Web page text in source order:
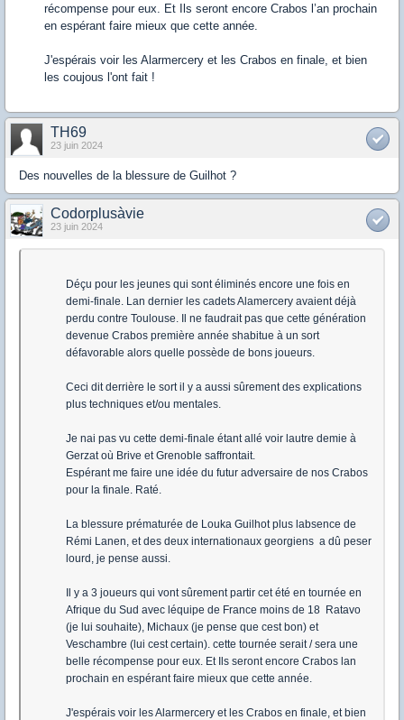
récompense pour eux. Et Ils seront encore Crabos l’an prochain
en espérant faire mieux que cette année.
J'espérais voir les Alarmercery et les Crabos en finale, et bien
les coujous l'ont fait !
TH69
23 juin 2024
Des nouvelles de la blessure de Guilhot ?
Codorplusàvie
23 juin 2024
Déçu pour les jeunes qui sont éliminés encore une fois en
demi-finale. Lan dernier les cadets Alamercery avaient déjà
perdu contre Toulouse. Il ne faudrait pas que cette génération
devenue Crabos première année shabitue à un sort
défavorable alors quelle possède de bons joueurs.
Ceci dit derrière le sort il y a aussi sûrement des explications
plus techniques et/ou mentales.
Je nai pas vu cette demi-finale étant allé voir lautre demie à
Gerzat où Brive et Grenoble saffrontait.
Espérant me faire une idée du futur adversaire de nos Crabos
pour la finale. Raté.
La blessure prématurée de Louka Guilhot plus labsence de
Rémi Lanen, et des deux internationaux georgiens a dû peser
lourd, je pense aussi.
Il y a 3 joueurs qui vont sûrement partir cet été en tournée en
Afrique du Sud avec léquipe de France moins de 18 Ratavo
(je lui souhaite), Michaux (je pense que cest bon) et
Veschambre (lui cest certain). cette tournée serait / sera une
belle récompense pour eux. Et Ils seront encore Crabos lan
prochain en espérant faire mieux que cette année.
J'espérais voir les Alarmercery et les Crabos en finale, et bien